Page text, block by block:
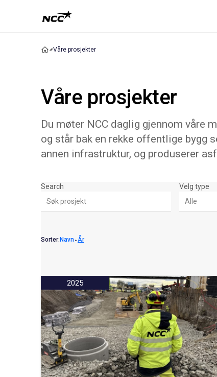
Våre prosjekter
Våre prosjekter
Du møter NCC daglig gjennom våre
og står bak en rekke offentlige bygg
annen infrastruktur, og produserer
Søk & Filter
Search Velg type
Sorter: Navn⬩År
2025